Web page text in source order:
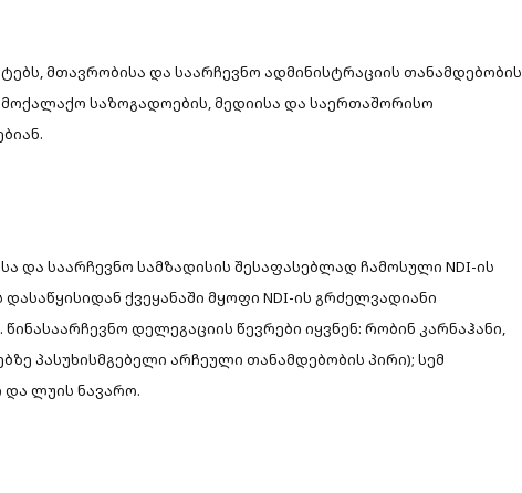
მთავრობისა და საარჩევნო ადმინისტრაციის თანამდებობის
საზოგადოების, მედიისა და საერთაშორისო
და საარჩევნო სამზადისის შესაფასებლად ჩამოსული NDI-ის
ქვეყანაში მყოფი NDI-ის გრძელვადიანი
დელეგაციის წევრები იყვნენ: რობინ კარნაჰანი,
პასუხისმგებელი არჩეული თანამდებობის პირი); სემ
და ლუის ნავარო.